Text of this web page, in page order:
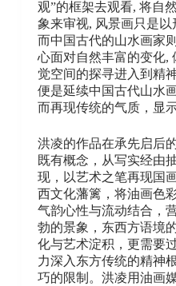
观”的框架去观看, 将自
象来审视, 风景画只是以
而中国古代的山水画家
心面对自然丰富的变化,
觉空间的探寻进入到精
便是延续中国古代山水
而再现传统的气质，显
洪凌的作品在承先启后
既有概念，从写实经由
现，以艺术之笔再现国
西文化藩篱，将油画色
气韵心性与流动结合，
勃的景象，东西方语境
化与艺术淀积，更需要
力深入东方传统的精神
巧的限制。洪凌用油画